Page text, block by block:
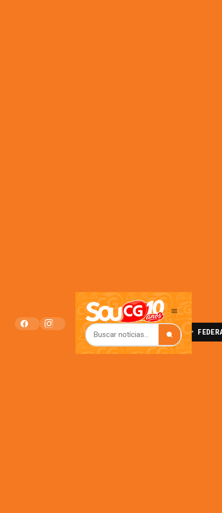
AVANÇO DA EDUCAÇÃO BÁSICA NO PAÍS FEDERAÇÃO